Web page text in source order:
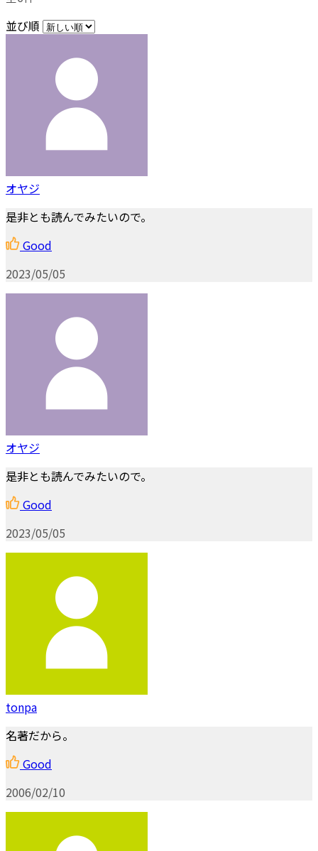
並び順
オヤジ
是非とも読んでみたいので。
Good
2023/05/05
オヤジ
是非とも読んでみたいので。
Good
2023/05/05
tonpa
名著だから。
Good
2006/02/10